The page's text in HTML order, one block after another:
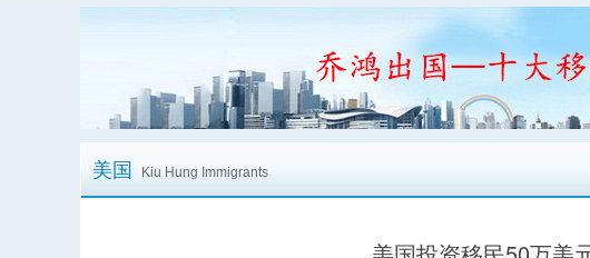
美国 Kiu Hung Immigrants